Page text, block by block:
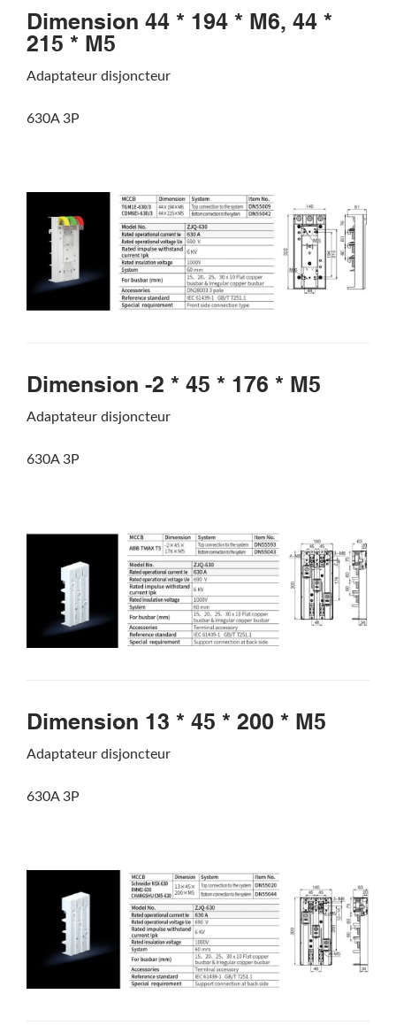
Dimension 44 * 194 * M6, 44 *
215 * M5
Adaptateur disjoncteur
630A 3P
Dimension -2 * 45 * 176 * M5
Adaptateur disjoncteur
630A 3P
Dimension 13 * 45 * 200 * M5
Adaptateur disjoncteur
630A 3P